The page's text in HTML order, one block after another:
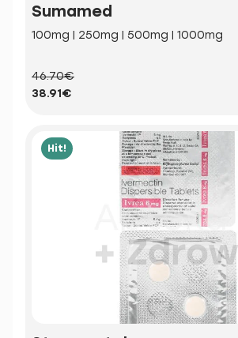
Sumamed
100mg | 250mg | 500mg | 1000mg
46.70€
38.91€
Hit!